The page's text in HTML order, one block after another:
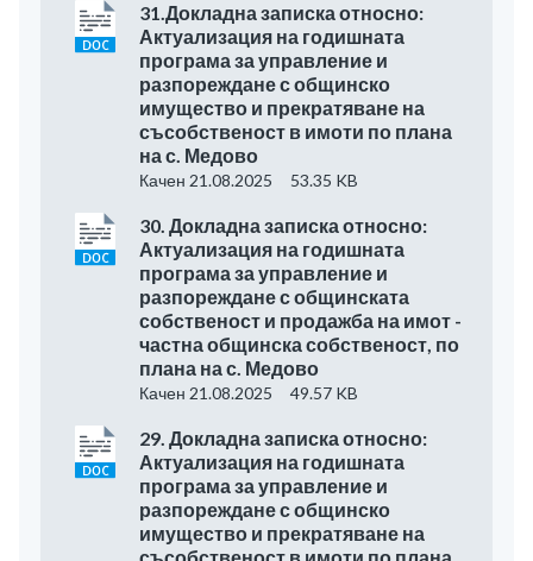
31.Докладна записка относно:
Актуализация на годишната
програма за управление и
разпореждане с общинско
имущество и прекратяване на
съсобственост в имоти по плана
на с. Медово
Качен 21.08.2025 53.35 KB
30. Докладна записка относно:
Актуализация на годишната
програма за управление и
разпореждане с общинската
собственост и продажба на имот -
частна общинска собственост, по
плана на с. Медово
Качен 21.08.2025 49.57 KB
29. Докладна записка относно:
Актуализация на годишната
програма за управление и
разпореждане с общинско
имущество и прекратяване на